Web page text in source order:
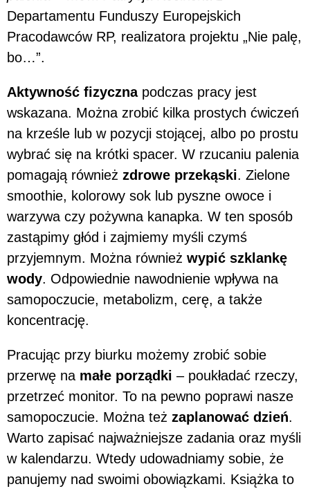
Departamentu Funduszy Europejskich
Pracodawców RP, realizatora projektu „Nie palę,
bo…”.
Aktywność fizycznapodczas pracy jest
wskazana. Można zrobić kilka prostych ćwiczeń
na krześle lub w pozycji stojącej, albo po prostu
wybrać się na krótki spacer. W rzucaniu palenia
pomagają również zdrowe przekąski. Zielone
smoothie, kolorowy sok lub pyszne owoce i
warzywa czy pożywna kanapka. W ten sposób
zastąpimy głód i zajmiemy myśli czymś
przyjemnym. Można również wypić szklankę
wody. Odpowiednie nawodnienie wpływa na
samopoczucie, metabolizm, cerę, a także
koncentrację.
Pracując przy biurku możemy zrobić sobie
przerwę na małe porządki – poukładać rzeczy,
przetrzeć monitor. To na pewno poprawi nasze
samopoczucie. Można też zaplanować dzień.
Warto zapisać najważniejsze zadania oraz myśli
w kalendarzu. Wtedy udowadniamy sobie, że
panujemy nad swoimi obowiązkami. Książka to